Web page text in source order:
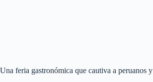
Una feria gastronómica que cautiva a peruanos